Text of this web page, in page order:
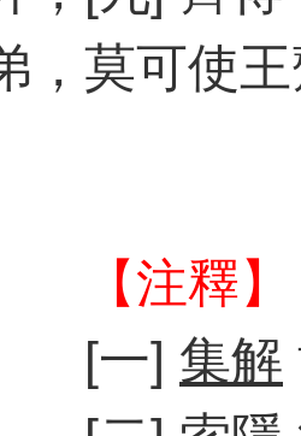
，莫可使
【注釋】
[一] 集解